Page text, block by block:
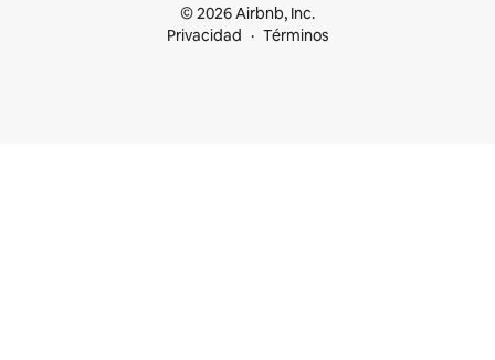
© 2026 Airbnb, Inc.
Privacidad
Términos